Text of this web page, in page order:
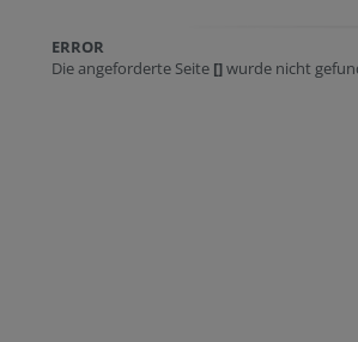
ERROR
Die angeforderte Seite []wurde nicht